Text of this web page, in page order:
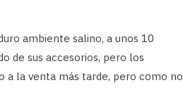
ambiente salino, a unos 10
de sus accesorios, pero los
a la venta más tarde, pero como no